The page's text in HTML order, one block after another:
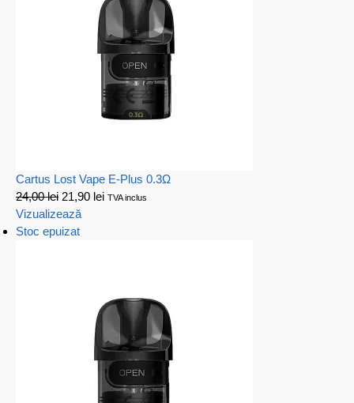
Cartus Lost Vape E-Plus 0.3Ω
24,00lei 21,90 lei TVA inclus
Vizualizează
Stoc epuizat